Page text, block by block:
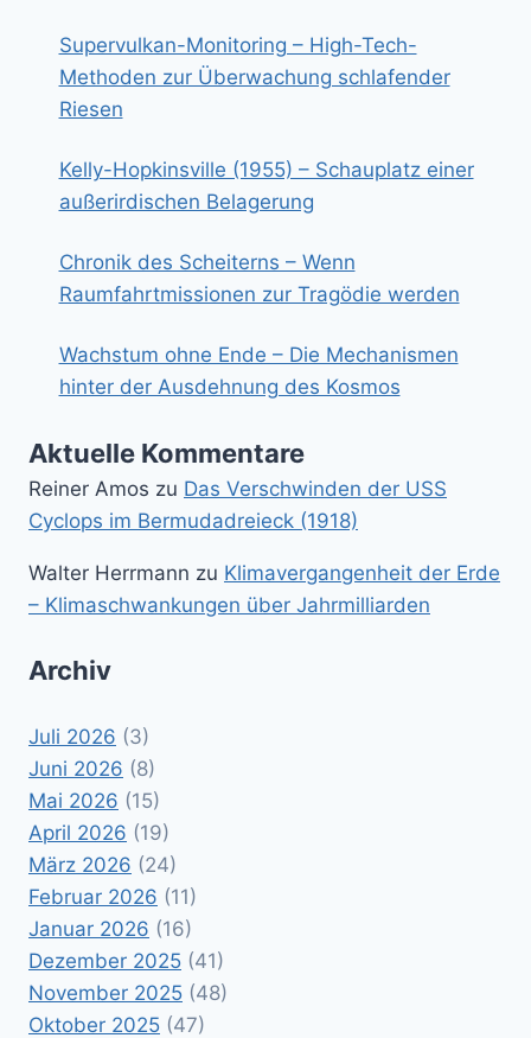
Supervulkan-Monitoring – High-Tech-
Methoden zur Überwachung schlafender
Riesen
Kelly-Hopkinsville (1955) – Schauplatz einer
außerirdischen Belagerung
Chronik des Scheiterns – Wenn
Raumfahrtmissionen zur Tragödie werden
Wachstum ohne Ende – Die Mechanismen
hinter der Ausdehnung des Kosmos
Aktuelle Kommentare
Reiner Amos zu Das Verschwinden der USS
Cyclops im Bermudadreieck (1918)
Walter Herrmann zu Klimavergangenheit der Erde
– Klimaschwankungen über Jahrmilliarden
Archiv
Juli 2026 (3)
Juni 2026 (8)
Mai 2026 (15)
April 2026 (19)
März 2026 (24)
Februar 2026 (11)
Januar 2026 (16)
Dezember 2025 (41)
November 2025 (48)
Oktober 2025 (47)